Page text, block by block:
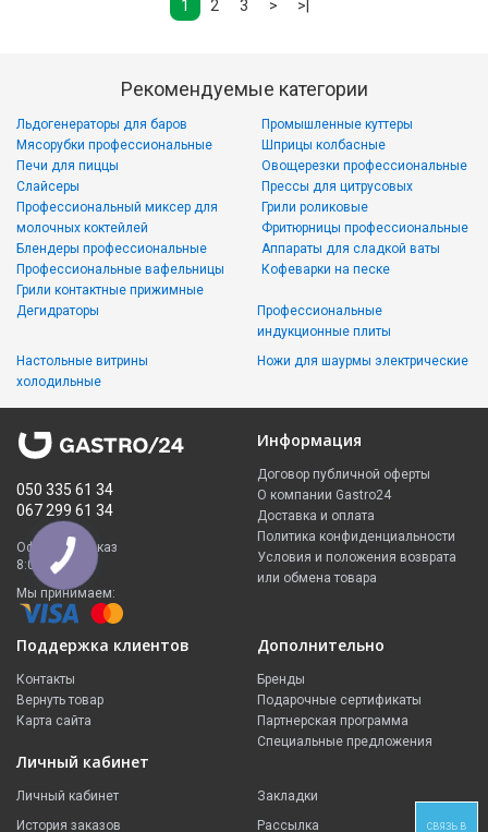
1 2 3 > >|
Рекомендуемые категории
Льдогенераторы для баров
Мясорубки профессиональные
Печи для пиццы
Слайсеры
Промышленные куттеры
Шприцы колбасные
Овощерезки профессиональные
Прессы для цитрусовых
Профессиональный миксер для
молочных коктейлей
Блендеры профессиональные
Профессиональные вафельницы
Грили контактные прижимные
Грили роликовые
Фритюрницы профессиональные
Аппараты для сладкой ваты
Кофеварки на песке
Дегидраторы
Настольные витрины
холодильные
Профессиональные
индукционные плиты
Ножи для шаурмы электрические
050 335 61 34
067 299 61 34
Оформить заказ
8:00 - 23:00
Мы принимаем:
Информация
Договор публичной оферты
О компании Gastro24
Доставка и оплата
Политика конфиденциальности
Условия и положения возврата
или обмена товара
Поддержка клиентов
Контакты
Вернуть товар
Карта сайта
Дополнительно
Бренды
Подарочные сертификаты
Партнерская программа
Специальные предложения
Личный кабинет
Личный кабинет
История заказов
Закладки
Рассылка
СВЯЗЬ В